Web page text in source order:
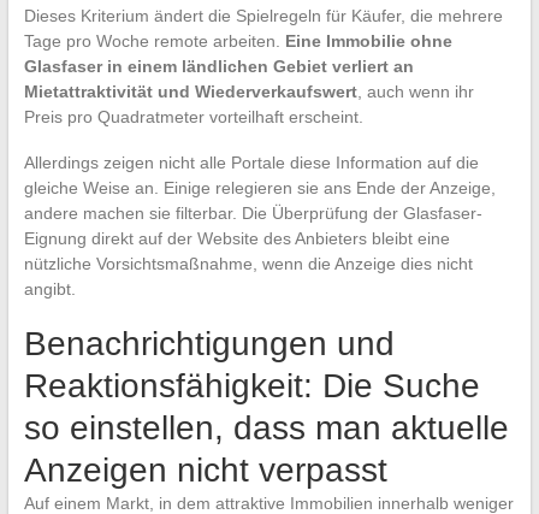
Dieses Kriterium ändert die Spielregeln für Käufer, die mehrere
Tage pro Woche remote arbeiten. Eine Immobilie ohne
Glasfaser in einem ländlichen Gebiet verliert an
Mietattraktivität und Wiederverkaufswert, auch wenn ihr
Preis pro Quadratmeter vorteilhaft erscheint.
Allerdings zeigen nicht alle Portale diese Information auf die
gleiche Weise an. Einige relegieren sie ans Ende der Anzeige,
andere machen sie filterbar. Die Überprüfung der Glasfaser-
Eignung direkt auf der Website des Anbieters bleibt eine
nützliche Vorsichtsmaßnahme, wenn die Anzeige dies nicht
angibt.
Benachrichtigungen und
Reaktionsfähigkeit: Die Suche
so einstellen, dass man aktuelle
Anzeigen nicht verpasst
Auf einem Markt, in dem attraktive Immobilien innerhalb weniger